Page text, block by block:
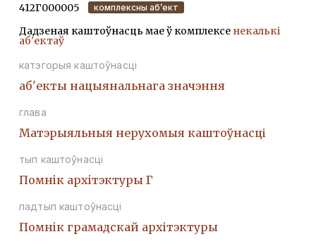
412Г000005 комплексны аб’ект
Дадзеная каштоўнасць мае ў комплексе некалькі
аб'ектаў
катэгорыя каштоўнасці
аб'екты нацыянальнага значэння
глава
Матэрыяльныя нерухомыя каштоўнасці
тып каштоўнасці
Помнiк архiтэктуры Г
падтып каштоўнасці
Помнiк грамадскай архiтэктуры